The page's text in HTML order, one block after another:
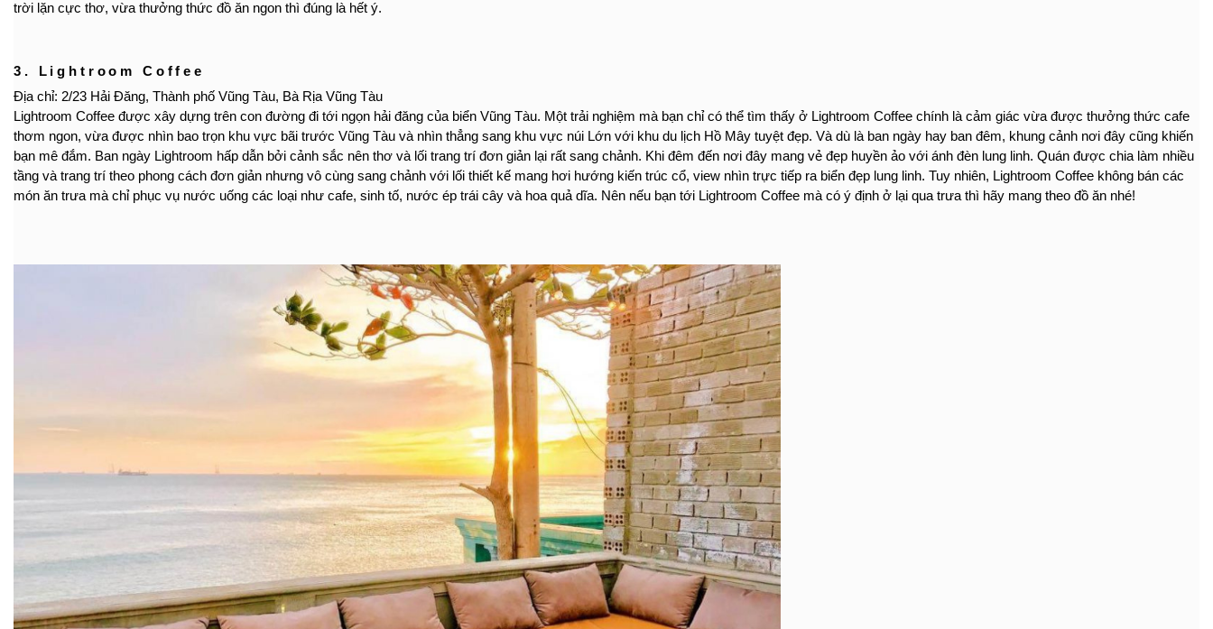
trời lặn cực thơ, vừa thưởng thức đồ ăn ngon thì đúng là hết ý.
3. Lightroom Coffee
Địa chỉ: 2/23 Hải Đăng, Thành phố Vũng Tàu, Bà Rịa Vũng Tàu
Lightroom Coffee được xây dựng trên con đường đi tới ngọn hải đăng của biển Vũng Tàu. Một trải nghiệm mà bạn chỉ có thể tìm thấy ở Lightroom Coffee chính là cảm giác vừa được thưởng thức cafe
thơm ngon, vừa được nhìn bao trọn khu vực bãi trước Vũng Tàu và nhìn thẳng sang khu vực núi Lớn với khu du lịch Hồ Mây tuyệt đẹp. Và dù là ban ngày hay ban đêm, khung cảnh nơi đây cũng khiến
bạn mê đắm. Ban ngày Lightroom hấp dẫn bởi cảnh sắc nên thơ và lối trang trí đơn giản lại rất sang chảnh. Khi đêm đến nơi đây mang vẻ đẹp huyền ảo với ánh đèn lung linh. Quán được chia làm nhiều
tầng và trang trí theo phong cách đơn giản nhưng vô cùng sang chảnh với lối thiết kế mang hơi hướng kiến trúc cổ, view nhìn trực tiếp ra biển đẹp lung linh. Tuy nhiên, Lightroom Coffee không bán các
món ăn trưa mà chỉ phục vụ nước uống các loại như cafe, sinh tố, nước ép trái cây và hoa quả dĩa. Nên nếu bạn tới Lightroom Coffee mà có ý định ở lại qua trưa thì hãy mang theo đồ ăn nhé!